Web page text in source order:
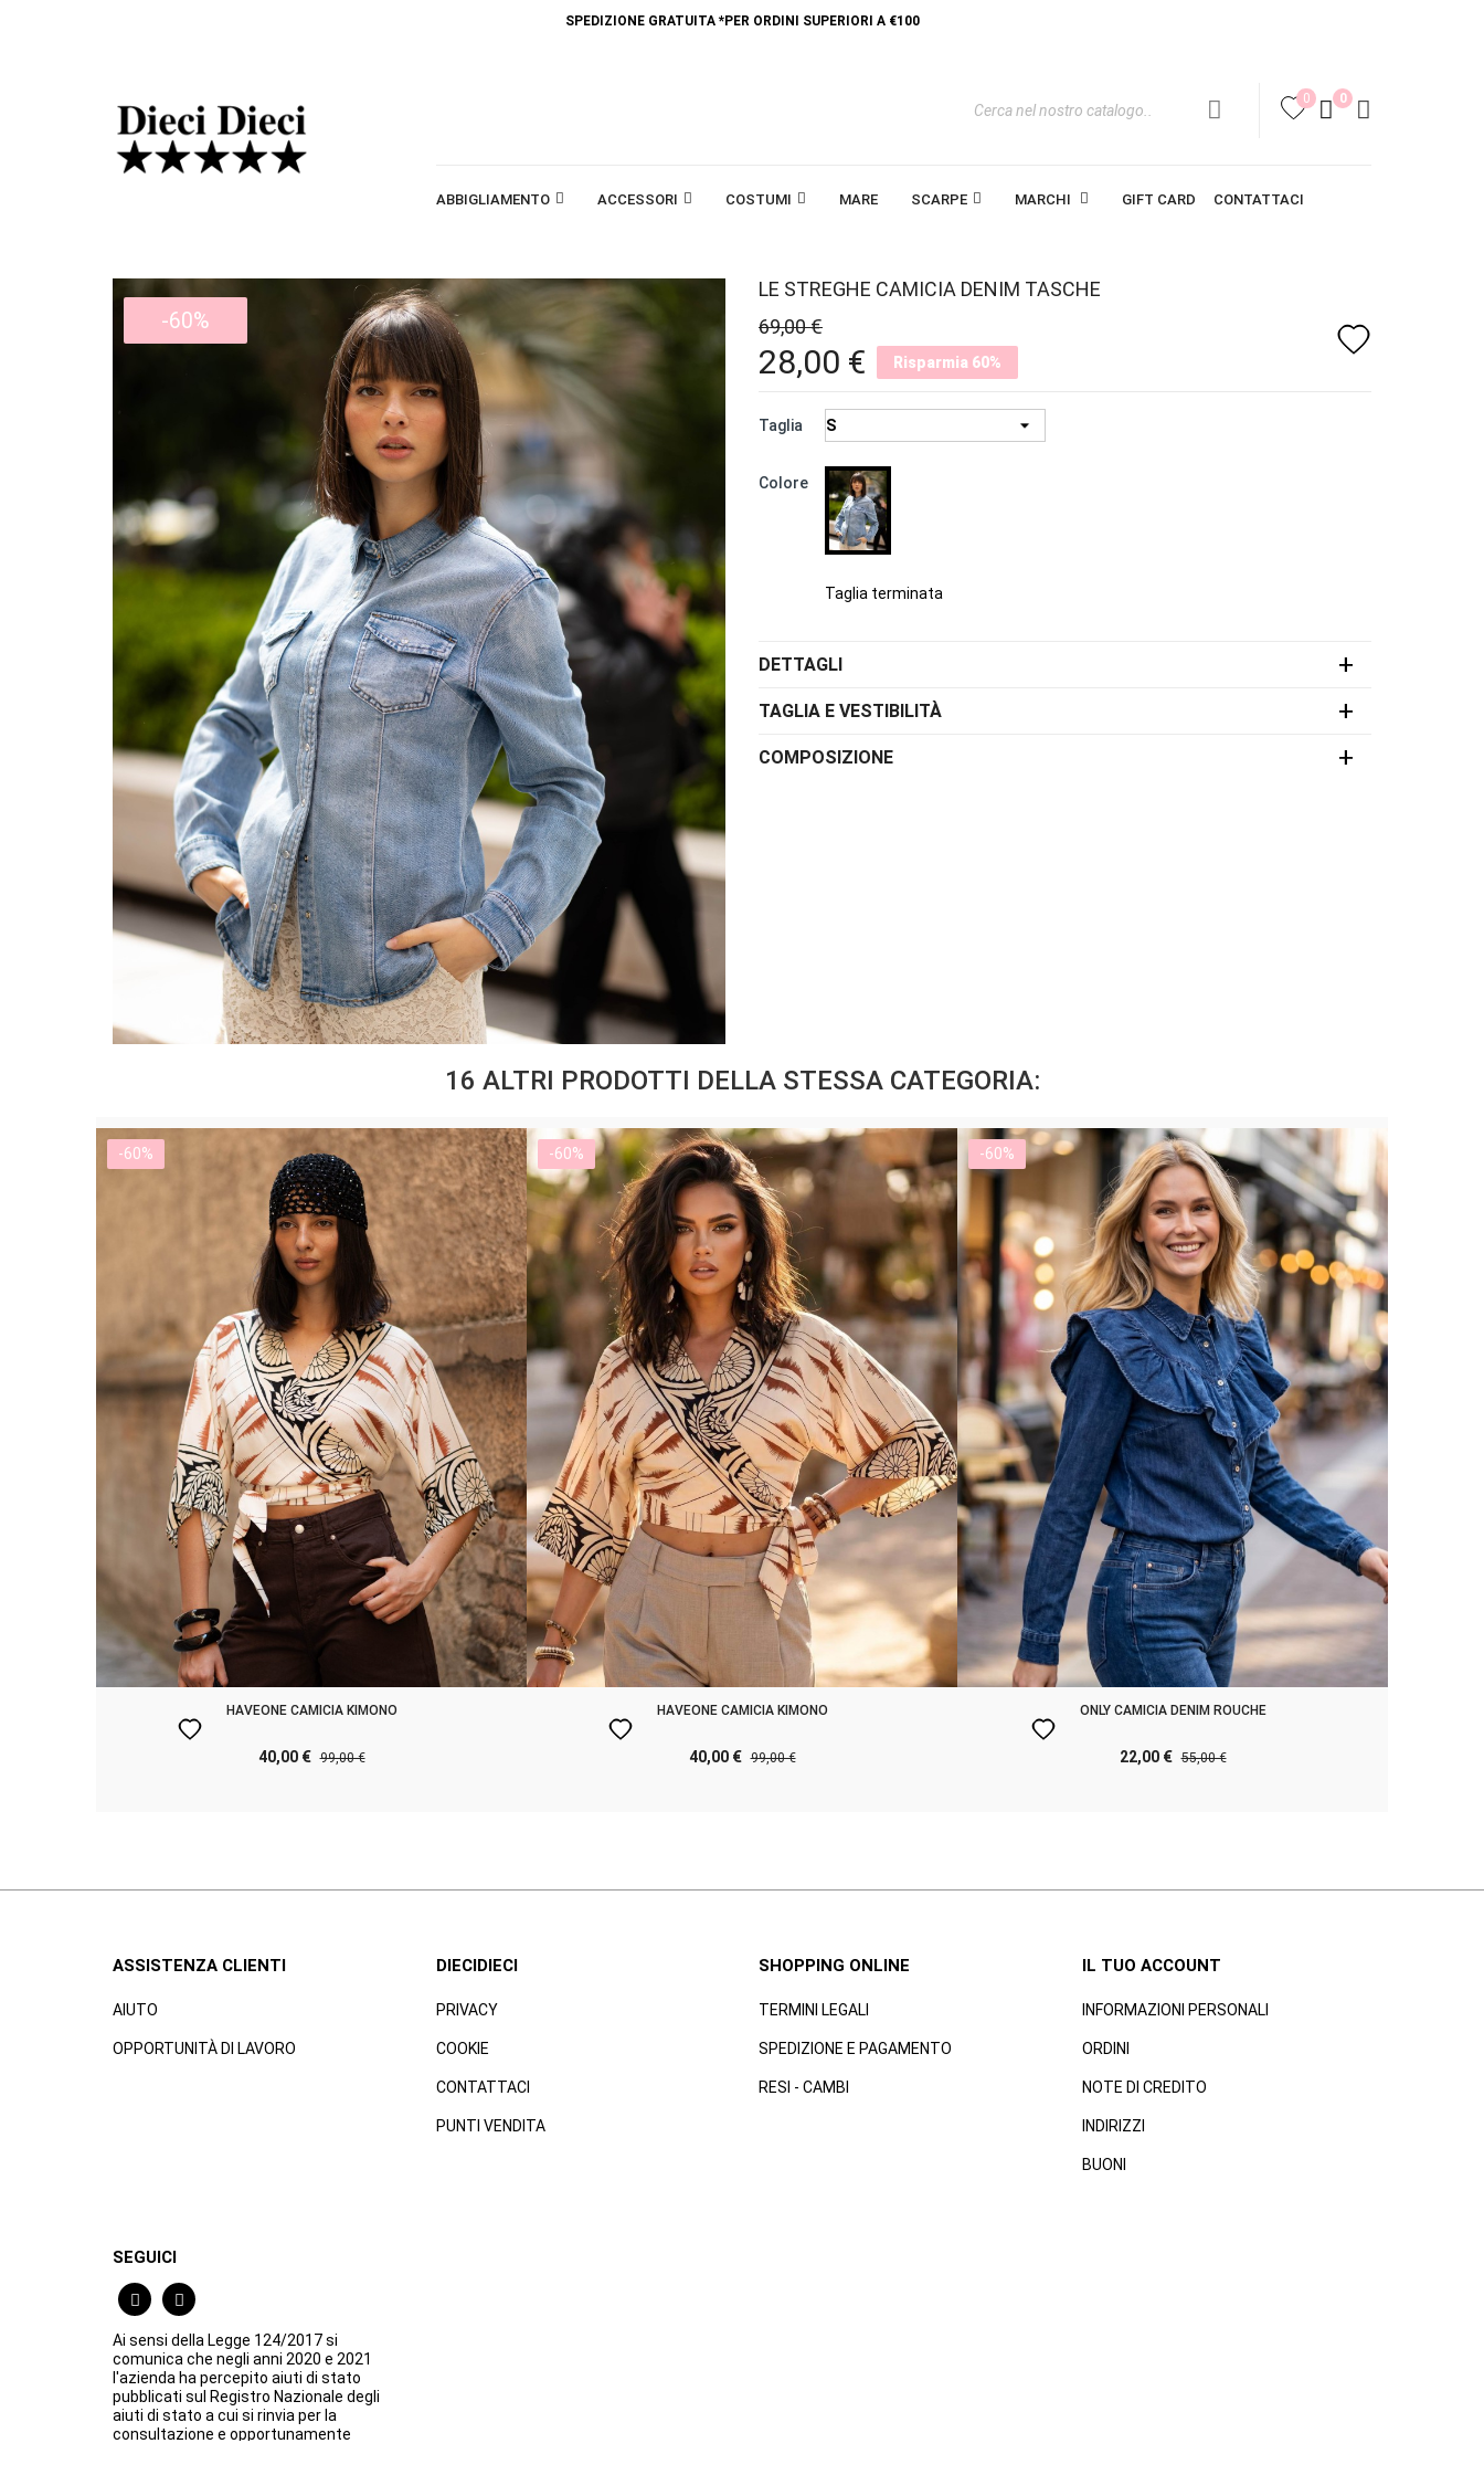
SPEDIZIONE GRATUITA *PER ORDINI SUPERIORI A €100
0
favorite0
ABBIGLIAMENTO ACCESSORI COSTUMI MARE SCARPE MARCHI GIFT CARD CONTATTACI
-60%
LE STREGHE CAMICIA DENIM TASCHE
favorite
69,00 €
28,00 € Risparmia 60%
Taglia
Colore
Taglia terminata
DETTAGLI +
TAGLIA E VESTIBILITÀ +
COMPOSIZIONE +
16 ALTRI PRODOTTI DELLA STESSA CATEGORIA:
-60%
HAVEONE CAMICIA KIMONO
40,00 € 99,00 €
favorite
-60%
HAVEONE CAMICIA KIMONO
40,00 € 99,00 €
favorite
-60%
ONLY CAMICIA DENIM ROUCHE
22,00 € 55,00 €
favorite
ASSISTENZA CLIENTI
AIUTO
OPPORTUNITÀ DI LAVORO
DIECIDIECI
PRIVACY
COOKIE
CONTATTACI
PUNTI VENDITA
SHOPPING ONLINE
TERMINI LEGALI
SPEDIZIONE E PAGAMENTO
RESI - CAMBI
IL TUO ACCOUNT
INFORMAZIONI PERSONALI
ORDINI
NOTE DI CREDITO
INDIRIZZI
BUONI
SEGUICI
Ai sensi della Legge 124/2017 si
comunica che negli anni 2020 e 2021
l'azienda ha percepito aiuti di stato
pubblicati sul Registro Nazionale degli
aiuti di stato a cui si rinvia per la
consultazione e opportunamente